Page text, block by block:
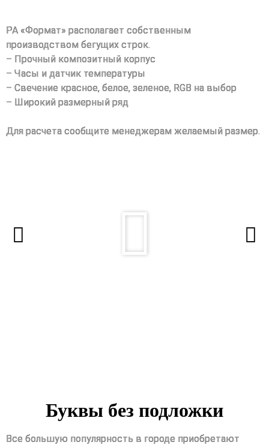
РА «Формат» располагает собственным
производством бегущих строк.
– Прочный композитный корпус
– Часы и датчик температуры
– Свечение красное, белое, зеленое, RGB на выбор
– Широкий размерный ряд
Для расчета сообщите менеджерам желаемый размер.
Буквы без подложки
Все большую популярность в городе приобретают